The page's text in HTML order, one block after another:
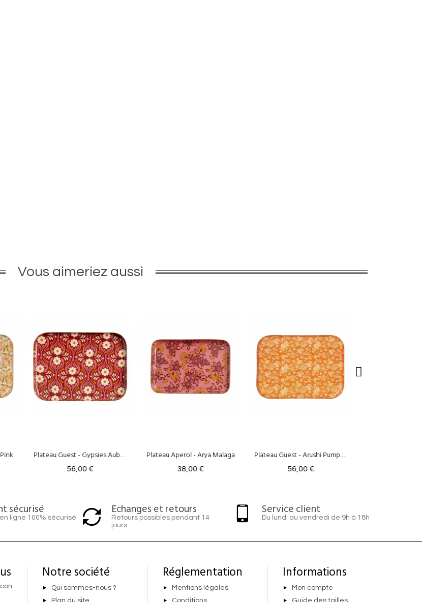
Vous aimeriez aussi
Plateau Aperol - Arya Malaga
38,00 € 56,00 €
Sofa Cover - Arushi Pumpkin
135,00 €
sécurisé
ligne 100% sécurisé
Echanges et retours
Retours possibles pendant 14
jours
Service client
Du lundi au vendredi de 9h à 18h
Notre société
Qui sommes-nous ?
Plan du site
Réglementation
Mentions légales
Conditions
Informations
Mon compte
Guide des tailles